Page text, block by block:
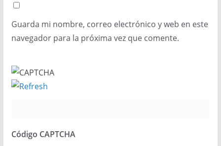
Guarda mi nombre, correo electrónico y web en este
navegador para la próxima vez que comente.
Código CAPTCHA